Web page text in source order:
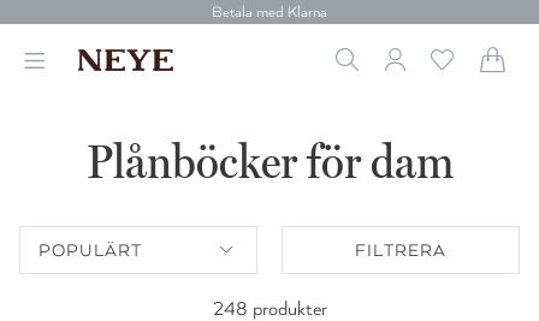
Betala med Klarna
Gratis frakt över 699 kr.
Plånböcker för dam
POPULÄRT FILTRERA
248 produkter